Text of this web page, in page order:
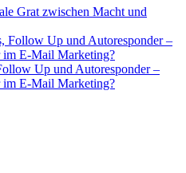
Grat zwischen Macht und
Up und Autoresponder –
im E-Mail Marketing?